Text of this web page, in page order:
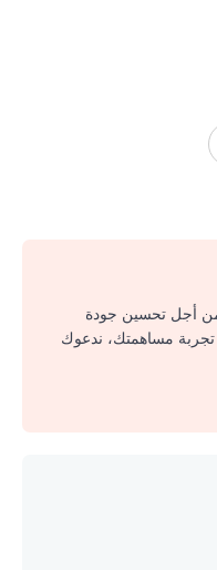
من أجل تحسين جودة
تجربة مساهمتك، ندعوك